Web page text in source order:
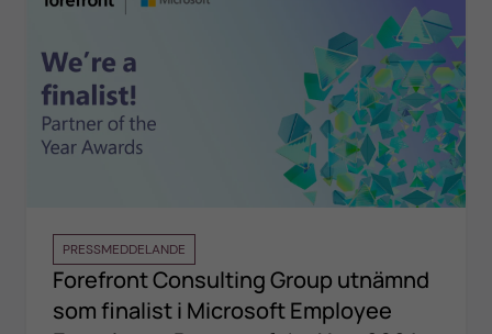
PRESSMEDDELANDE
Forefront Consulting Group utnämnd
som finalist i Microsoft Employee